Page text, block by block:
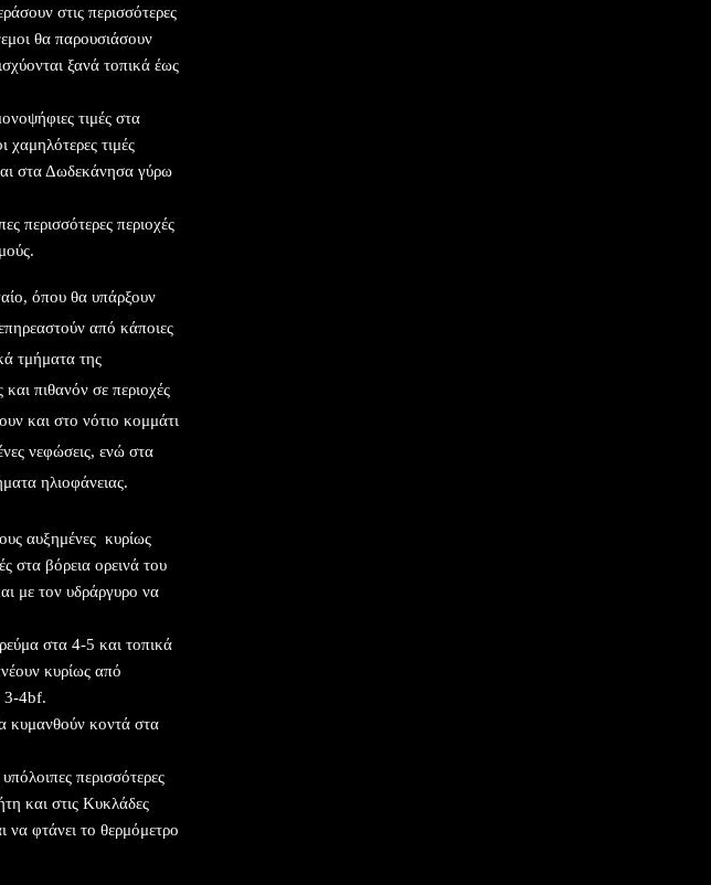
στις περισσότερες
θα παρουσιάσουν
ξανά τοπικά έως
τιμές στα
τιμές
στα Δωδεκάνησα γύρω
περισσότερες περιοχές
όπου θα υπάρξουν
από κάποιες
τμήματα της
πιθανόν σε περιοχές
και στο νότιο κομμάτι
νεφώσεις, ενώ στα
ηλιοφάνειας.
αυξημένες κυρίως
στα βόρεια ορεινά του
με τον υδράργυρο να
στα 4-5 και τοπικά
κυρίως από
3-4bf.
κυμανθούν κοντά στα
περισσότερες
και στις Κυκλάδες
να φτάνει το θερμόμετρο